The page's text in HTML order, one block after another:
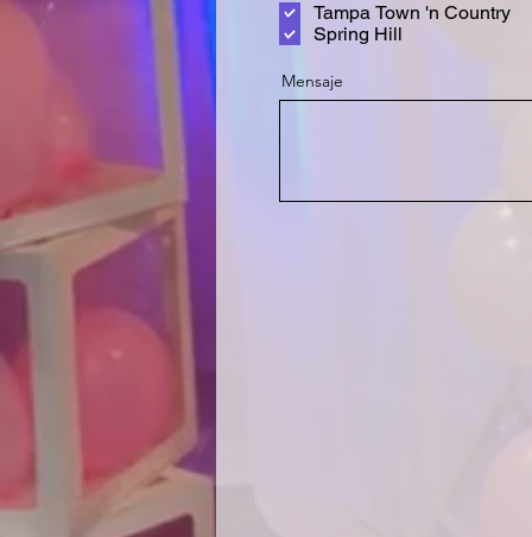
Tampa Town 'n Country
Spring Hill
Mensaje